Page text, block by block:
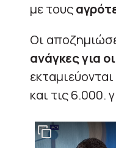
με τους
Οι
ανάγκες για
και τις 6.000.